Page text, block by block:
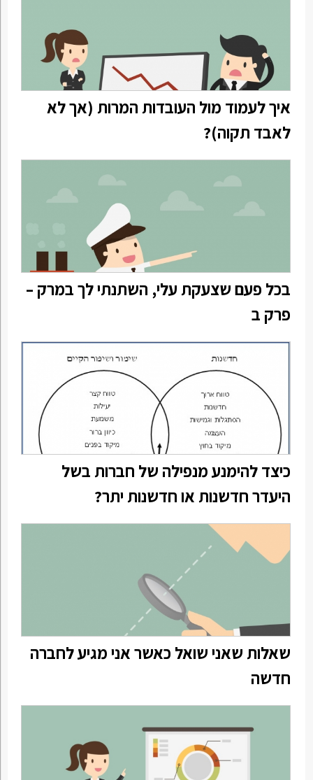
איך לעמוד מול העובדות המרות (אך לא
לאבד תקוה)?
בכל פעם שצעקת עלי, השתנתי לך במרק –
פרק ב
כיצד להימנע מנפילה של חברות בשל
היעדר חדשנות או חדשנות יתר?
שאלות שאני שואל כאשר אני מגיע לחברה
חדשה